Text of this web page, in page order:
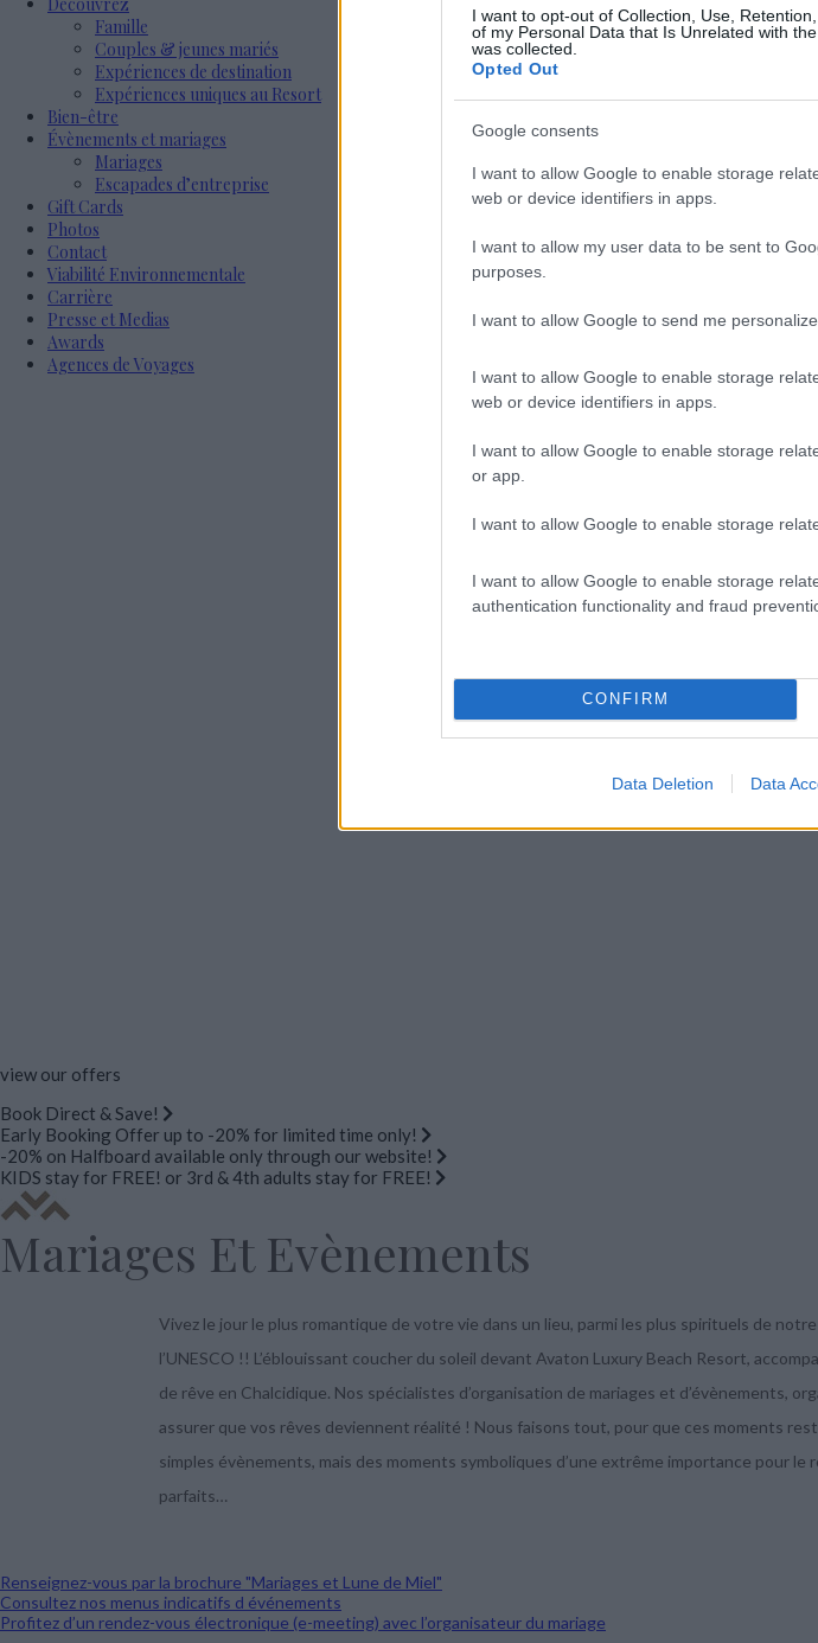
I want to opt-out of Collection, Use,
of my Personal Data that Is Unrelated with
was collected.
Opted Out
Google consents
I want to allow Google to enable storage
web or device identifiers in apps.
I want to allow my user data to be sent to
purposes.
I want to allow Google to send me
I want to allow Google to enable storage
web or device identifiers in apps.
I want to allow Google to enable storage
or app.
I want to allow Google to enable storage
I want to allow Google to enable storage
authentication functionality and fraud
CONFIRM
Data Deletion Data
Famille
Couples & jeunes mariés
Expériences de destination
Expériences uniques au Resort
Bien-être
Évènements et mariages
Mariages
Escapades d’entreprise
Gift Cards
Photos
Contact
Viabilité Environnementale
Carrière
Presse et Medias
Awards
Agences de Voyages
view our offers
Book Direct & Save!
Early Booking Offer up to -20% for limited time only!
-20% on Halfboard available only through our website!
KIDS stay for FREE! or 3rd & 4th adults stay for FREE!
Mariages Et Evènements
Vivez le jour le plus romantique de votre vie dans un lieu, parmi les plus spirituels de
l’UNESCO !! L’éblouissant coucher du soleil devant Avaton Luxury Beach Resort,
de rêve en Chalcidique. Nos spécialistes d’organisation de mariages et d’évènements,
assurer que vos rêves deviennent réalité ! Nous faisons tout, pour que ces moments
simples évènements, mais des moments symboliques d’une extrême importance pour
parfaits…
Renseignez-vous par la brochure "Mariages et Lune de Miel"
Consultez nos menus indicatifs d événements
Profitez d’un rendez-vous électronique (e-meeting) avec l’organisateur du mariage